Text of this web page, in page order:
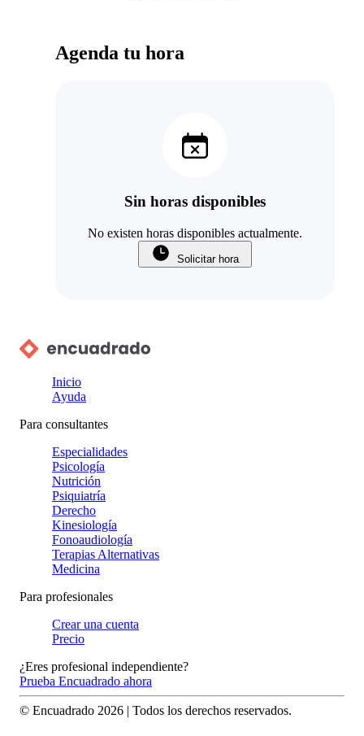
Agenda tu hora
Sin horas disponibles
No existen horas disponibles actualmente.
Solicitar hora
Inicio
Ayuda
Para consultantes
Especialidades
Psicología
Nutrición
Psiquiatría
Derecho
Kinesiología
Fonoaudiología
Terapias Alternativas
Medicina
Para profesionales
Crear una cuenta
Precio
¿Eres profesional independiente?
Prueba Encuadrado ahora
© Encuadrado 2026 | Todos los derechos reservados.